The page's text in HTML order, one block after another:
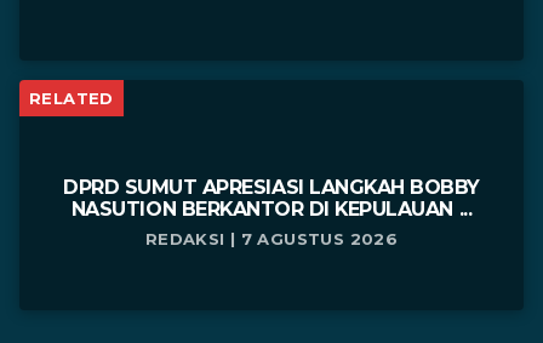
RELATED
DPRD SUMUT APRESIASI LANGKAH BOBBY
NASUTION BERKANTOR DI KEPULAUAN ...
REDAKSI | 7 AGUSTUS 2026